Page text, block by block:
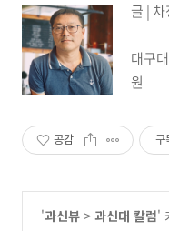
글 |
대구
원
공감 구
'과신뷰 > 과신대 칼럼'